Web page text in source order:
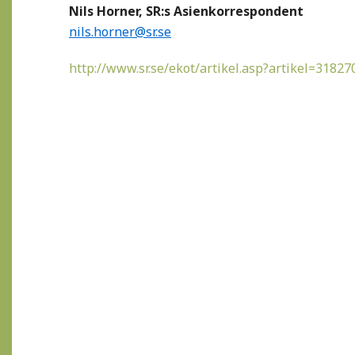
Nils Horner, SR:s Asienkorrespondent
nils.horner@sr.se
http://www.sr.se/ekot/